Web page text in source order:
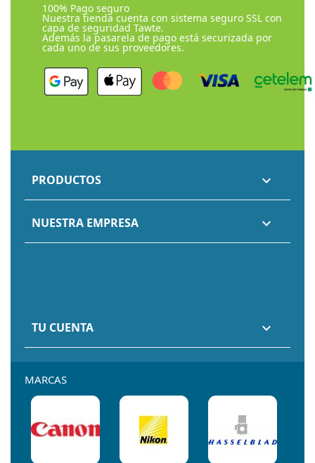
100% Pago seguro
Nuestra tienda cuenta con sistema seguro SSL con
capa de seguridad Tawte.
Además la pasarela de pago está securizada por
cada uno de sus proveedores.
PRODUCTOS 
NUESTRA EMPRESA 
TU CUENTA 
MARCAS